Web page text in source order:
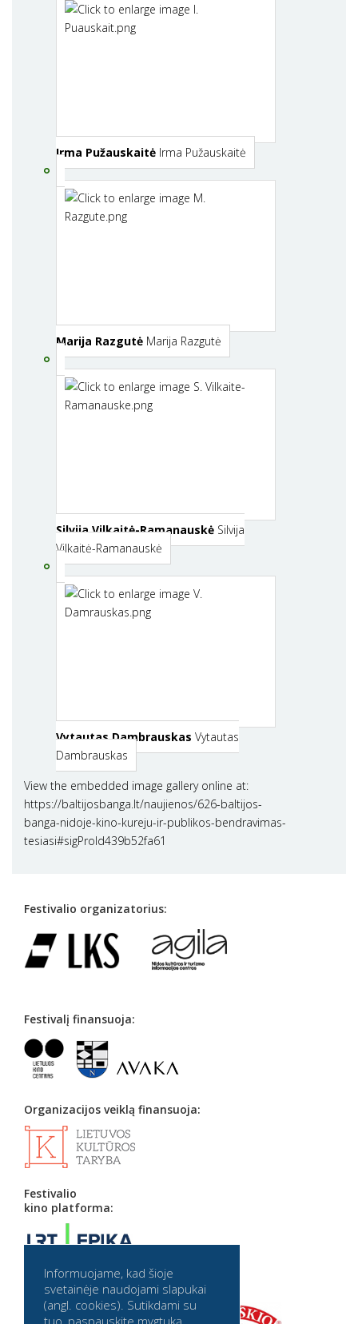
Irma Pužauskaitė Irma Pužauskaitė
Marija Razgutė Marija Razgutė
Silvija Vilkaitė-Ramanauskė Silvija
Vilkaitė-Ramanauskė
Vytautas Dambrauskas Vytautas
Dambrauskas
View the embedded image gallery online at:
https://baltijosbanga.lt/naujienos/626-baltijos-
banga-nidoje-kino-kureju-ir-publikos-bendravimas-
tesiasi#sigProId439b52fa61
Festivalio organizatorius:
Festivalį finansuoja:
Organizacijos veiklą finansuoja:
Festivalio
kino platforma:
Partneriai:
Informuojame, kad šioje
svetainėje naudojami slapukai
(angl. cookies). Sutikdami su
tuo, paspauskite mygtuką